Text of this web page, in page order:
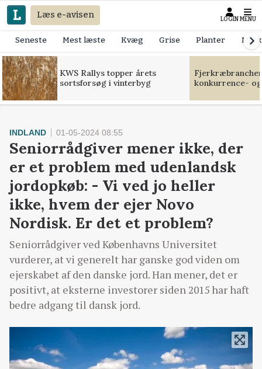
Læs e-avisen LOGIN MENU
Seneste Mest læste Kvæg Grise Planter
KWS Rallys topper årets
sortsforsøg i vinterbyg
konkurrence-
INDLAND 01-05-2024 08:55
Seniorrådgiver mener ikke, der
er et problem med udenlandsk
jordopkøb: - Vi ved jo heller
ikke, hvem der ejer Novo
Nordisk. Er det et problem?
Seniorrådgiver ved Københavns Universitet
vurderer, at vi generelt har ganske god viden om
ejerskabet af den danske jord. Han mener, det er
positivt, at eksterne investorer siden 2015 har haft
bedre adgang til dansk jord.